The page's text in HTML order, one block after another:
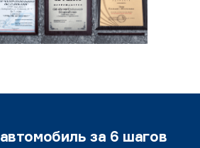
за 6 шагов